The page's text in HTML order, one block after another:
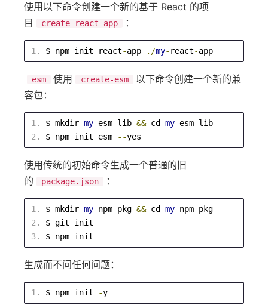
使用以下命令创建一个新的基于 React 的项
目
create-react-app ：
$ npm init react-app ./my- react-app
esm 使用 create-esm
以下命令创建一个新的兼
容包：
$ mkdir my-esm-lib && cd my-esm-lib
$ npm init esm --yes
使用传统的初始命令生成一个普通的旧
的
package.json ：
$ mkdir my-npm-pkg && cd my-npm-pkg
$ git init
$ npm init
生成而不问任何问题：
$ npm init -y